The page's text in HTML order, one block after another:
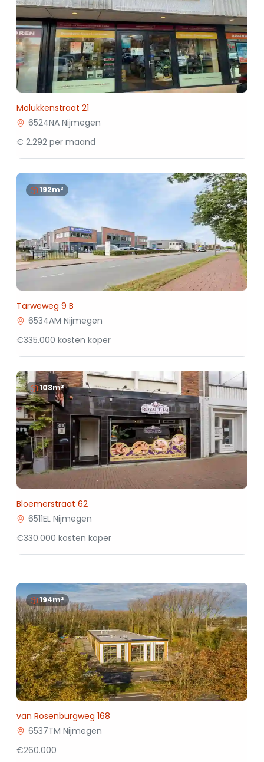
Molukkenstraat 21
6524NA Nijmegen
€ 2.292 per maand
192m²
Tarweweg 9 B
6534AM Nijmegen
€335.000 kosten koper
103m²
Bloemerstraat 62
6511EL Nijmegen
€330.000 kosten koper
194m²
van Rosenburgweg 168
6537TM Nijmegen
€260.000